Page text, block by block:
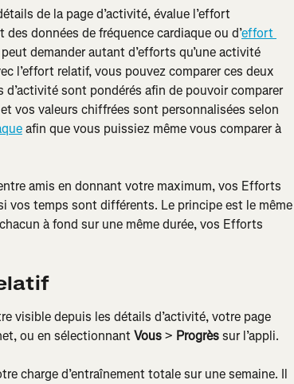
de la page d’activité, évalue l’effort
données de fréquence cardiaque ou d’effort
demander autant d’efforts qu’une activité
l’effort relatif, vous pouvez comparer ces deux
sont pondérés afin de pouvoir comparer
vos valeurs chiffrées sont personnalisées selon
afin que vous puissiez même vous comparer à
amis en donnant votre maximum, vos Efforts
vos temps sont différents. Le principe est le même
à fond sur une même durée, vos Efforts
visible depuis les détails d’activité, votre page
ou en sélectionnant Vous > Progrès sur l’appli.
charge d’entraînement totale sur une semaine. Il